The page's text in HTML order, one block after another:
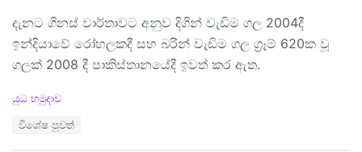
දැනට ගිනස් වාර්තාවට අනුව දිගින් වැඩිම ගල 2004දී
ඉන්දියාවේ රෝහලකදී සහ බරින් වැඩිම ගල ග්‍රෑම් 620ක වූ
ගලක් 2008 දී පාකිස්තානයේදී ඉවත් කර ඇත.
C
යුධ හමුදාව
විශේෂ පුවත්